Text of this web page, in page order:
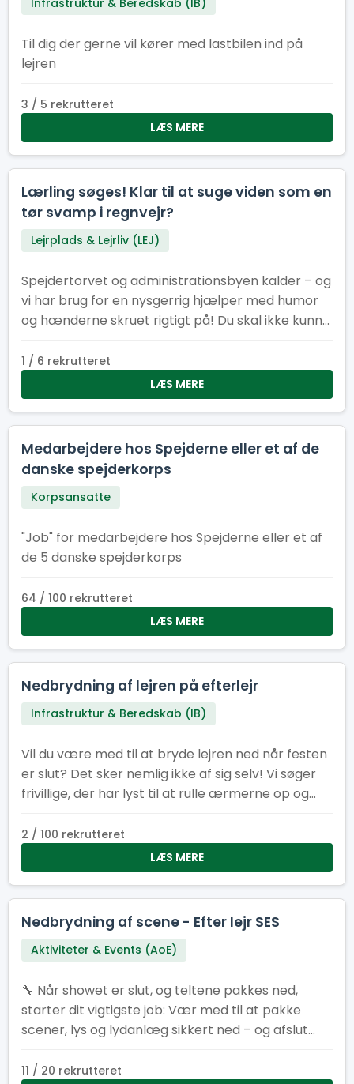
Infrastruktur & Beredskab (IB)
Til dig der gerne vil kører med lastbilen ind på
lejren
3 / 5 rekrutteret
LÆS MERE
Lærling søges! Klar til at suge viden som en
tør svamp i regnvejr?
Lejrplads & Lejrliv (LEJ)
Spejdertorvet og administrationsbyen kalder – og
vi har brug for en nysgerrig hjælper med humor
og hænderne skruet rigtigt på! Du skal ikke kunne
lære, grine og vokse – og som tør stille
spørgsmålet: “Hvad sker der, hvis jeg trykker
her?”
1 / 6 rekrutteret
LÆS MERE
Medarbejdere hos Spejderne eller et af de
danske spejderkorps
Korpsansatte
"Job" for medarbejdere hos Spejderne eller et af
de 5 danske spejderkorps
64 / 100 rekrutteret
LÆS MERE
Nedbrydning af lejren på efterlejr
Infrastruktur & Beredskab (IB)
Vil du være med til at bryde lejren ned når festen
er slut? Det sker nemlig ikke af sig selv! Vi søger
frivillige, der har lyst til at rulle ærmerne op og
2 / 100 rekrutteret
LÆS MERE
Nedbrydning af scene - Efter lejr SES
Aktiviteter & Events (AoE)
🔧 Når showet er slut, og teltene pakkes ned,
starter dit vigtigste job: Vær med til at pakke
scener, lys og lydanlæg sikkert ned – og afslut
11 / 20 rekrutteret